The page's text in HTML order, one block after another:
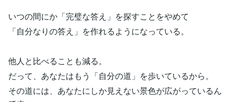
いつの間にか「完璧な答え」を探すことをやめて
「自分なりの答え」を作れるようになっている。
他人と比べることも減る。
だって、あなたはもう「自分の道」を歩いているから。
その道には、あなたにしか見えない景色が広がっているん